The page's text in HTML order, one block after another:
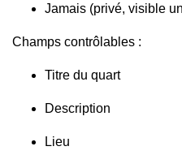
Jamais (privé, visible
Champs contrôlables :
Titre du quart
Description
Lieu